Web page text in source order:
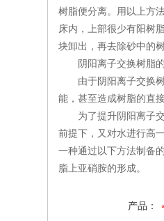
树脂便分离。用以上方
床内，上部很少有阳树
块卸出，再去除砂中的
阴阳离子交换树脂
由于阴阳离子交换树
能，甚至造成树脂的直
为了提升阴阳离子交
前提下，又对水进行高
一种通过以下方法制备
脂上亚硝胺的形成。
产品：